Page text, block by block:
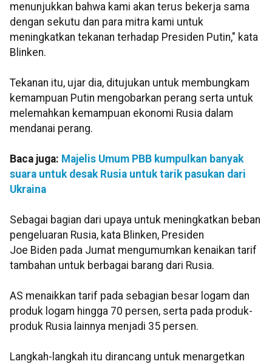
menunjukkan bahwa kami akan terus bekerja sama
dengan sekutu dan para mitra kami untuk
meningkatkan tekanan terhadap Presiden Putin," kata
Blinken.
Tekanan itu, ujar dia, ditujukan untuk membungkam
kemampuan Putin mengobarkan perang serta untuk
melemahkan kemampuan ekonomi Rusia dalam
mendanai perang.
Baca juga: Majelis Umum PBB kumpulkan banyak
suara untuk desak Rusia untuk tarik pasukan dari
Ukraina
Sebagai bagian dari upaya untuk meningkatkan beban
pengeluaran Rusia, kata Blinken, Presiden
Joe Biden pada Jumat mengumumkan kenaikan tarif
tambahan untuk berbagai barang dari Rusia.
AS menaikkan tarif pada sebagian besar logam dan
produk logam hingga 70 persen, serta pada produk-
produk Rusia lainnya menjadi 35 persen.
Langkah-langkah itu dirancang untuk menargetkan